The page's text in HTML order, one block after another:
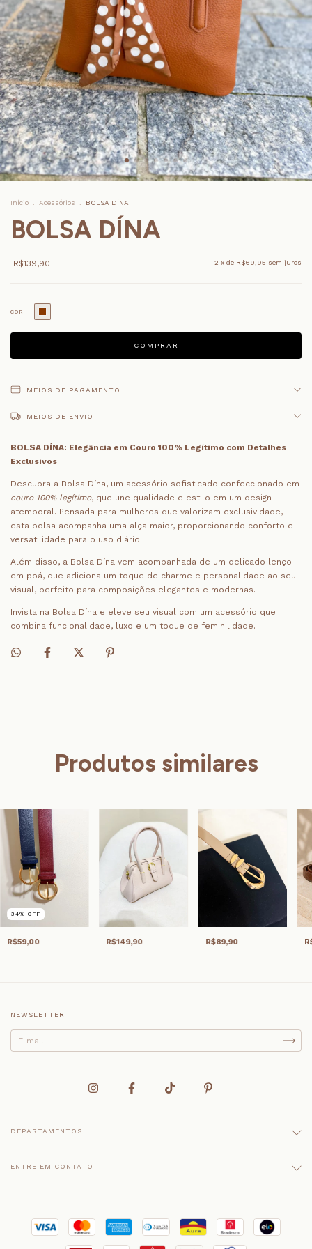
Início . Acessórios . BOLSA DÍNA
BOLSA DÍNA
R$139,90 2 x de R$69,95 sem juros
COR
MEIOS DE PAGAMENTO
MEIOS DE ENVIO
BOLSA DÍNA: Elegância em Couro 100% Legítimo com Detalhes
Exclusivos
Descubra a Bolsa Dína, um acessório sofisticado confeccionado em
couro 100% legítimo, que une qualidade e estilo em um design
atemporal. Pensada para mulheres que valorizam exclusividade,
esta bolsa acompanha uma alça maior, proporcionando conforto e
versatilidade para o uso diário.
Além disso, a Bolsa Dína vem acompanhada de um delicado lenço
em poá, que adiciona um toque de charme e personalidade ao seu
visual, perfeito para composições elegantes e modernas.
Invista na Bolsa Dína e eleve seu visual com um acessório que
combina funcionalidade, luxo e um toque de feminilidade.
Produtos similares
34% OFF
R$59,00 R$149,90 R$89,90
NEWSLETTER
DEPARTAMENTOS
ENTRE EM CONTATO